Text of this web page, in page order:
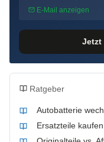
E-Mail anzeigen
Jetzt
Ratgeber
Autobatterie
Ersatzteile kaufen